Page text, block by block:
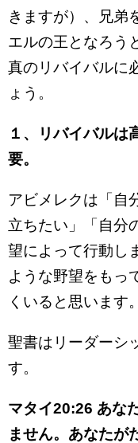
きますが）、兄弟
エルの王となろう
真のリバイバルに
ょう。
１、リバイバルは
要。
アビメレクは「自
立ちたい」「自分
望によって行動し
ような野望をもっ
くいると思います。
聖書はリーダーシ
す。
マタイ20:26 あな
ません。あなたが